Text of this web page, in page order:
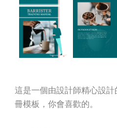
這是一個由設計師精心設
冊模板，你會喜歡的。